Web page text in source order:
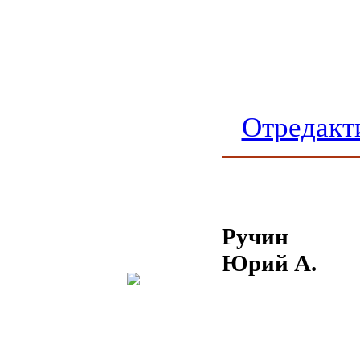
Ручин
Юрий А.